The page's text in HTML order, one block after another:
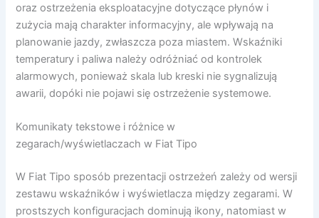
oraz ostrzeżenia eksploatacyjne dotyczące płynów i
zużycia mają charakter informacyjny, ale wpływają na
planowanie jazdy, zwłaszcza poza miastem. Wskaźniki
temperatury i paliwa należy odróżniać od kontrolek
alarmowych, ponieważ skala lub kreski nie sygnalizują
awarii, dopóki nie pojawi się ostrzeżenie systemowe.
Komunikaty tekstowe i różnice w
zegarach/wyświetlaczach w Fiat Tipo
W Fiat Tipo sposób prezentacji ostrzeżeń zależy od wersji
zestawu wskaźników i wyświetlacza między zegarami. W
prostszych konfiguracjach dominują ikony, natomiast w